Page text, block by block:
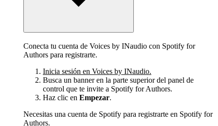
Conecta tu cuenta de Voices by INaudio con Spotify for
Authors para registrarte.
Inicia sesión en Voices by INaudio.
Busca un banner en la parte superior del panel de
control que te invite a Spotify for Authors.
Haz clic en Empezar.
Necesitas una cuenta de Spotify para registrarte en Spotify for
Authors.